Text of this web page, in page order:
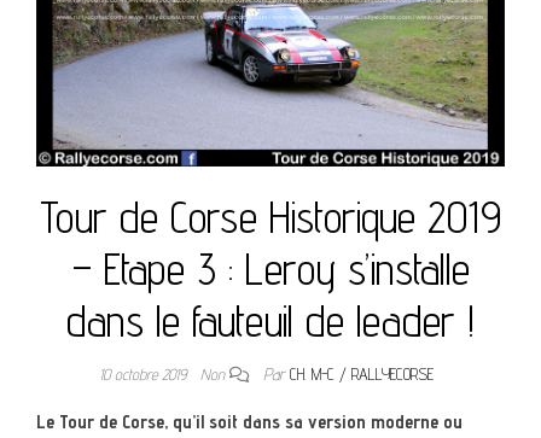
Tour de Corse Historique 2019
– Etape 3 : Leroy s’installe
dans le fauteuil de leader !
10 octobre 2019 Non ParCH. M-C / RALLYECORSE
Le Tour de Corse, qu’il soit dans sa version moderne ou